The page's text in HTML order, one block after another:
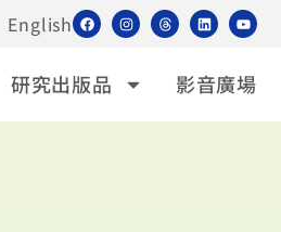
English
研究出版品 影音廣場